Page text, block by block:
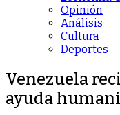
Opinión
Análisis
Cultura
Deportes
Venezuela
ayuda